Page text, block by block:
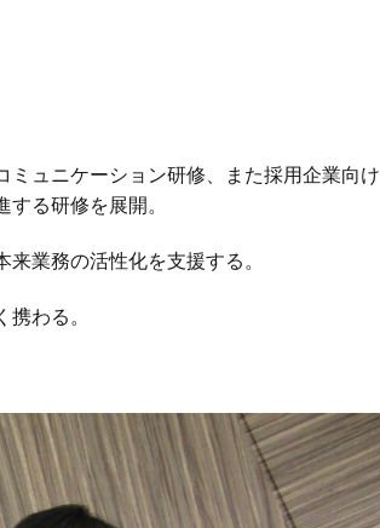
ミュニケーション研修、また採用企業向け
る研修を展開。
業務の活性化を支援する。
わる。